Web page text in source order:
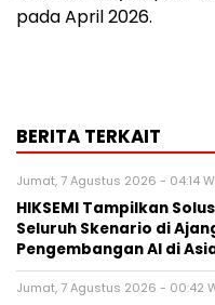
pada April 2026.
BERITA TERKAIT
Jumat, 7 Agustus 2026 - 04:14
HIKSEMI Tampilkan
Seluruh Skenario di
Pengembangan AI di
Jumat, 7 Agustus 2026 - 00:42